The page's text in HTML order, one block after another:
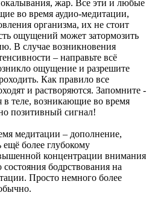
жар. Все эти и любые
во время аудио-медитации,
организма, их не стоит
ощущений может затормозить
В случае возникновения
– направьте всё
ощущение и разрешите
Как правило все
и растворяются. Запомните -
теле, возникающие во время
позитивный сигнал!
медитации – дополнение,
ещё более глубокому
концентрации внимания
бодрствования на
Просто немного более